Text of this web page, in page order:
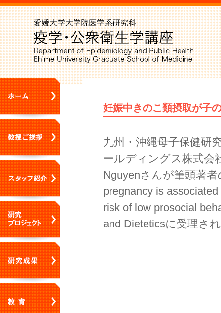
妊娠中きのこ類摂取が子
九州・沖縄母子保健研
ールディングス株式会
Nguyenさんが筆頭著
pregnancy is
risk of low prosocial
and Dieteticsに受理さ